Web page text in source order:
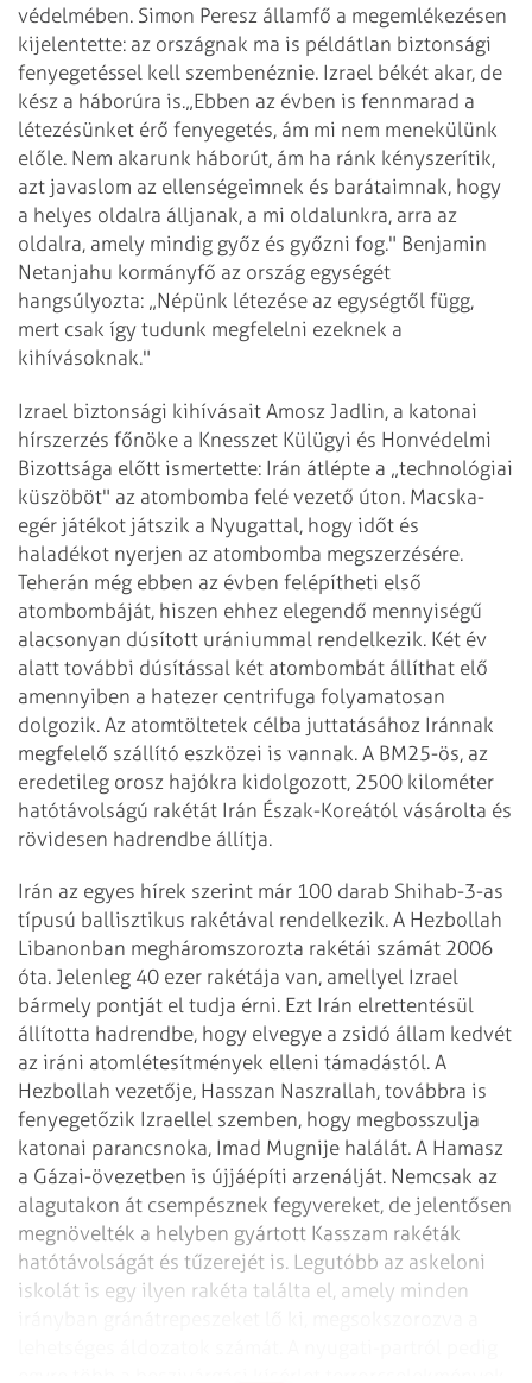
védelmében. Simon Peresz államfő a megemlékezésen
kijelentette: az országnak ma is példátlan biztonsági
fenyegetéssel kell szembenéznie. Izrael békét akar, de
kész a háborúra is.„Ebben az évben is fennmarad a
létezésünket érő fenyegetés, ám mi nem menekülünk
előle. Nem akarunk háborút, ám ha ránk kényszerítik,
azt javaslom az ellenségeimnek és barátaimnak, hogy
a helyes oldalra álljanak, a mi oldalunkra, arra az
oldalra, amely mindig győz és győzni fog." Benjamin
Netanjahu kormányfő az ország egységét
hangsúlyozta: „Népünk létezése az egységtől függ,
mert csak így tudunk megfelelni ezeknek a
kihívásoknak."
Izrael biztonsági kihívásait Amosz Jadlin, a katonai
hírszerzés főnöke a Knesszet Külügyi és Honvédelmi
Bizottsága előtt ismertette: Irán átlépte a „technológiai
küszöböt" az atombomba felé vezető úton. Macska-
egér játékot játszik a Nyugattal, hogy időt és
haladékot nyerjen az atombomba megszerzésére.
Teherán még ebben az évben felépítheti első
atombombáját, hiszen ehhez elegendő mennyiségű
alacsonyan dúsított urániummal rendelkezik. Két év
alatt további dúsítással két atombombát állíthat elő
amennyiben a hatezer centrifuga folyamatosan
dolgozik. Az atomtöltetek célba juttatásához Iránnak
megfelelő szállító eszközei is vannak. A BM25-ös, az
eredetileg orosz hajókra kidolgozott, 2500 kilométer
hatótávolságú rakétát Irán Észak-Koreától vásárolta és
rövidesen hadrendbe állítja.
Irán az egyes hírek szerint már 100 darab Shihab-3-as
típusú ballisztikus rakétával rendelkezik. A Hezbollah
Libanonban megháromszorozta rakétái számát 2006
óta. Jelenleg 40 ezer rakétája van, amellyel Izrael
bármely pontját el tudja érni. Ezt Irán elrettentésül
állította hadrendbe, hogy elvegye a zsidó állam kedvét
az iráni atomlétesítmények elleni támadástól. A
Hezbollah vezetője, Hasszan Naszrallah, továbbra is
fenyegetőzik Izraellel szemben, hogy megbosszulja
katonai parancsnoka, Imad Mugnije halálát. A Hamasz
a Gázai-övezetben is újjáépíti arzenálját. Nemcsak az
alagutakon át csempésznek fegyvereket, de jelentősen
megnövelték a helyben gyártott Kasszam rakéták
hatótávolságát és tűzerejét is. Legutóbb az askeloni
iskolát is egy ilyen rakéta találta el, amely minden